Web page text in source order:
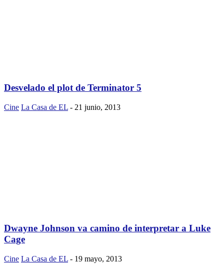
Desvelado el plot de Terminator 5
Cine La Casa de EL - 21 junio, 2013
Dwayne Johnson va camino de interpretar a Luke
Cage
Cine La Casa de EL - 19 mayo, 2013